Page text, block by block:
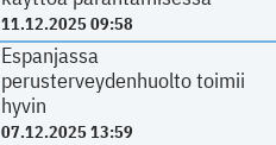
11.12.2025 09:58
Espanjassa
perusterveydenhuolto toimii
hyvin
07.12.2025 13:59